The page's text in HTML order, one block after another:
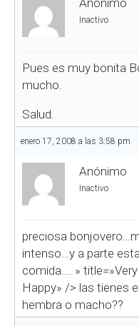
Anónimo
Inactivo
Pues es muy bonita
mucho.
Salud.
enero 17, 2008 a las 3:58 pm
Anónimo
Inactivo
preciosa
intenso…y a parte
comida…. »
Happy» /> las tienes
hembra o macho??